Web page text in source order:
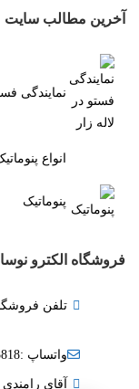
آخرین مطالب سایت
نمایندگی
انواع
پنوماتیک
فروشگاه الکترو
تلفن فروشگاه
واتساپ :09123683818
آقای رامندی :